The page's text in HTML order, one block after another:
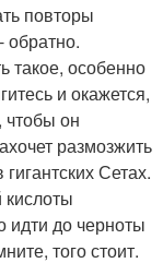
повторы
обратно.
такое, особенно
и окажется,
чтобы он
размозжить
Сетах.
идти до черноты
того стоит.